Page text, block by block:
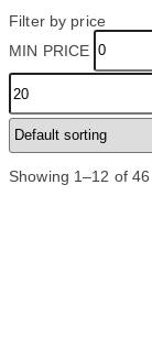
Filter by price
MIN PRICE
Showing 1–12 of